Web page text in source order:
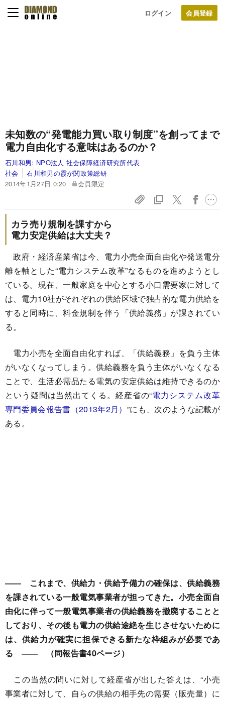
ログイン
未知数の“発電能力買い取り制度”を創ってまで
電力自由化する意味はあるのか？
石川和男: NPO法人 社会保障経済研究所代表
社会
石川和男の霞が関政策総研
2014年1月27日 0:20
会員限定
カラ売り規制を課すから
電力安定供給は大丈夫？
政府・経済産業省は今、電力小売全面自由化や発送電分
離を軸とした“電力システム改革”なるものを進めようとし
ている。現在、一般家庭を中心とする小口需要家に対して
は、電力10社がそれぞれの供給区域で独占的な電力供給を
すると同時に、料金規制を伴う「供給義務」が課されてい
る。
電力小売を全面自由化すれば、「供給義務」を負う主体
がいなくなってしまう。供給義務を負う主体がいなくなる
ことで、生活必需品たる電気の安定供給は維持できるのか
という疑問は当然出てくる。経産省の“電力システム改革
専門委員会報告書（2013年2月） ”にも、次のような記載が
ある。
―― これまで、供給力・供給予備力の確保は、供給義務
を課されている一般電気事業者が担ってきた。小売全面自
由化に伴って一般電気事業者の供給義務を撤廃することと
しており、その後も電力の供給途絶を生じさせないために
は、供給力が確実に担保できる新たな枠組みが必要であ
る ―― （同報告書40ページ）
この当然の問いに対して経産省が出した答えは、“小売
事業者に対して、自らの供給の相手先の需要（販売量）に